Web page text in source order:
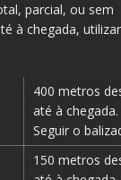
parcial, ou sem
à chegada,
400 metros
até à chegada.
Seguir o
150 metros